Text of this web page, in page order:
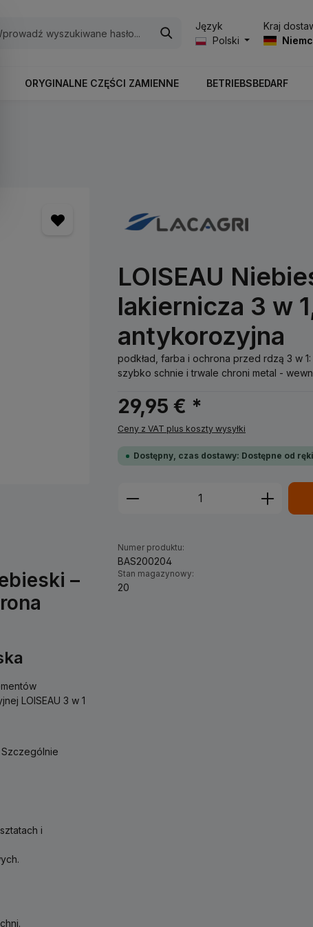
Język
Polski
Kraj
ORYGINALNE CZĘŚCI ZAMIENNE BETRIEBSBEDARF
LOISEAU
lakiernicza 3 w
antykorozyjna
podkład, farba i ochrona przed rdzą 3 w 1:
szybko schnie i trwale chroni metal -
29,95 € *
Ceny z VAT plus koszty wysyłki
Dostępny, czas dostawy: Dostępne od ręki
Ilość produktu:
Numer produktu:
BAS200204
Stan magazynowy:
20
–
LOISEAU 3 w 1
i